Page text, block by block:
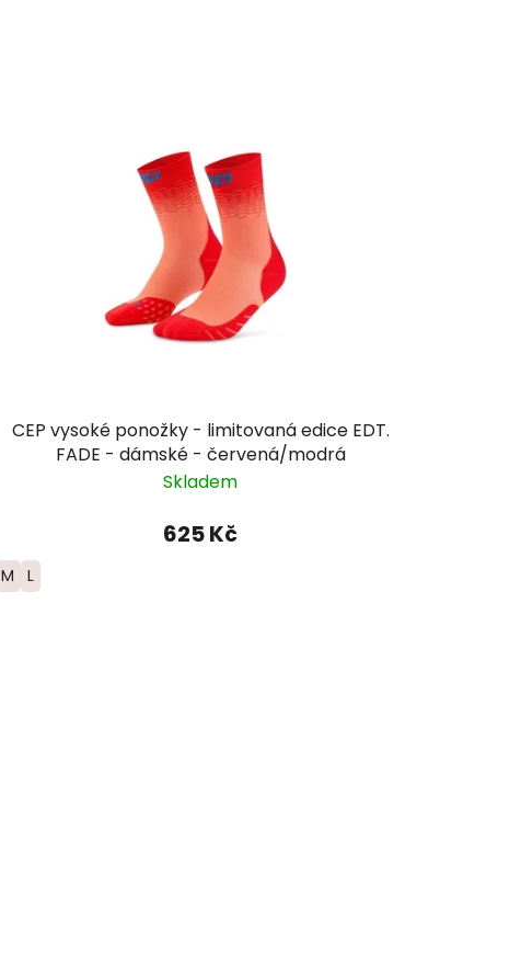
CEP vysoké ponožky - limitovaná edice EDT.
FADE - dámské - červená/modrá
Skladem
625 Kč
M L